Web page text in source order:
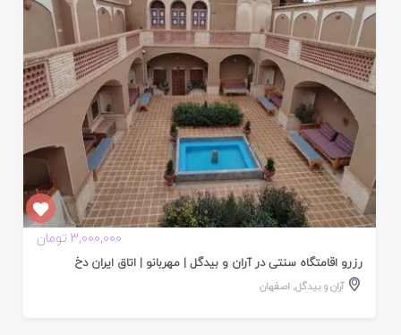
3,000,000 تومان
رزرو اقامتگاه سنتی در آران و بیدگل | مهربانو | اتاق ایران دخ
آران و بیدگل, اصفهان